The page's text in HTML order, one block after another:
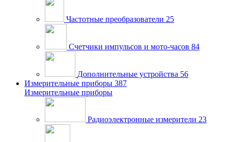
Частотные преобразователи 25
Счетчики импульсов и мото-часов 84
Дополнительные устройства 56
Измерительные приборы 387
Измерительные приборы
Радиоэлектронные измерители 23